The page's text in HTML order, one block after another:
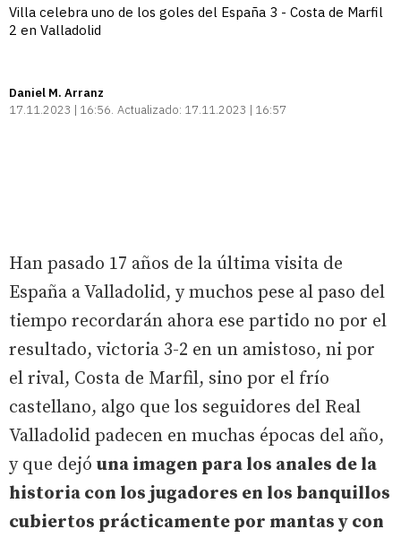
Villa celebra uno de los goles del España 3 - Costa de Marfil
2 en Valladolid
Daniel M. Arranz
17.11.2023 | 16:56 Actualizado: 17.11.2023 | 16:57
Han pasado 17 años de la última visita de
España a Valladolid, y muchos pese al paso del
tiempo recordarán ahora ese partido no por el
resultado, victoria 3-2 en un amistoso, ni por
el rival, Costa de Marfil, sino por el frío
castellano, algo que los seguidores del Real
Valladolid padecen en muchas épocas del año,
y que dejó una imagen para los anales de la
historia con los jugadores en los banquillos
cubiertos prácticamente por mantas y con